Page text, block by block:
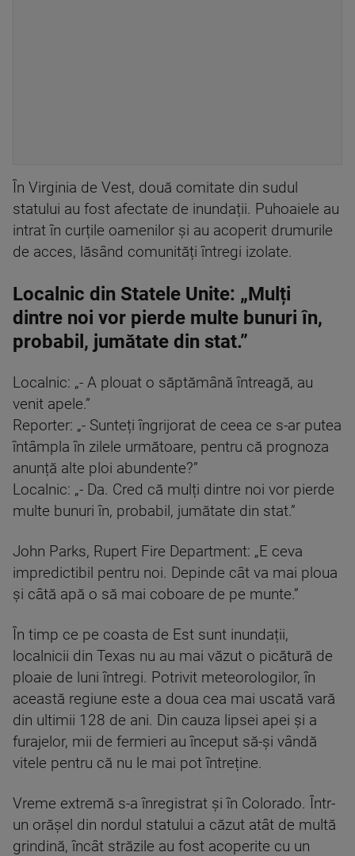
În Virginia de Vest, două comitate din sudul
statului au fost afectate de inundații. Puhoaiele au
intrat în curțile oamenilor și au acoperit drumurile
de acces, lăsând comunități întregi izolate.
Localnic din Statele Unite: „Mulți
dintre noi vor pierde multe bunuri în,
probabil, jumătate din stat.”
Localnic: „- A plouat o săptămână întreagă, au
venit apele.”
Reporter: „- Sunteți îngrijorat de ceea ce s-ar putea
întâmpla în zilele următoare, pentru că prognoza
anunță alte ploi abundente?”
Localnic: „- Da. Cred că mulți dintre noi vor pierde
multe bunuri în, probabil, jumătate din stat.”
John Parks, Rupert Fire Department: „E ceva
impredictibil pentru noi. Depinde cât va mai ploua
și câtă apă o să mai coboare de pe munte.”
În timp ce pe coasta de Est sunt inundații,
localnicii din Texas nu au mai văzut o picătură de
ploaie de luni întregi. Potrivit meteorologilor, în
această regiune este a doua cea mai uscată vară
din ultimii 128 de ani. Din cauza lipsei apei și a
furajelor, mii de fermieri au început să-și vândă
vitele pentru că nu le mai pot întreține.
Vreme extremă s-a înregistrat și în Colorado. Într-
un orășel din nordul statului a căzut atât de multă
grindină, încât străzile au fost acoperite cu un